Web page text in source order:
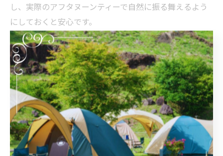
し、実際のアフタヌーンティーで自然に振る舞えるよう
にしておくと安心です。
紅茶の香りと味を引き立てる飲み方の基本
紅茶の香りと味を最大限に引き立てるためには、まずカ
ップに顔を近づけてゆっくりと香りを楽しみます。香り
を感じた後、少量ずつ口に含むことで、紅茶の繊細な風
味や渋み、甘みを感じ取ることができます。決して一気
に流し込まず、時間をかけて味わうことがポイントで
す。